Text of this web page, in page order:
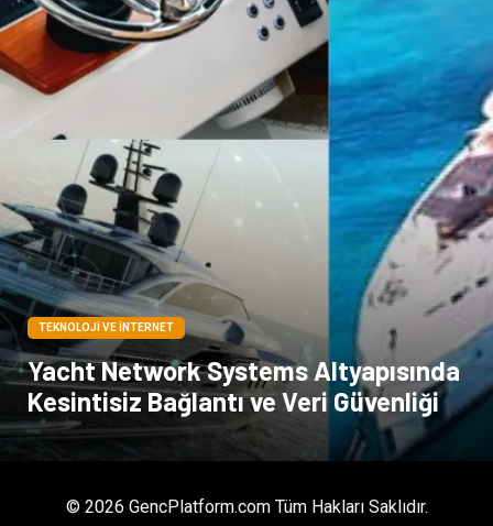
TEKNOLOJI VE İNTERNET
Yacht Network Systems Altyapısında
Kesintisiz Bağlantı ve Veri Güvenliği
© 2026 GencPlatform.com Tüm Hakları Saklıdır.